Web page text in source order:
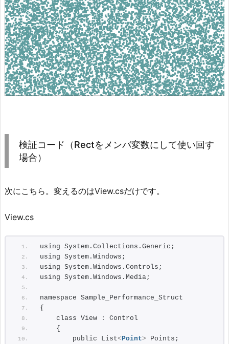
検証コード（Rectをメンバ変数にして使い回す
場合）
次にこちら。変えるのはView.csだけです。
View.cs
using System.Collections.Generic;
using System.Windows;
using System.Windows.Controls;
using System.Windows.Media;
namespace Sample_Performance_Struct
{
    class View : Control
    {
        public List
< Point> Points;